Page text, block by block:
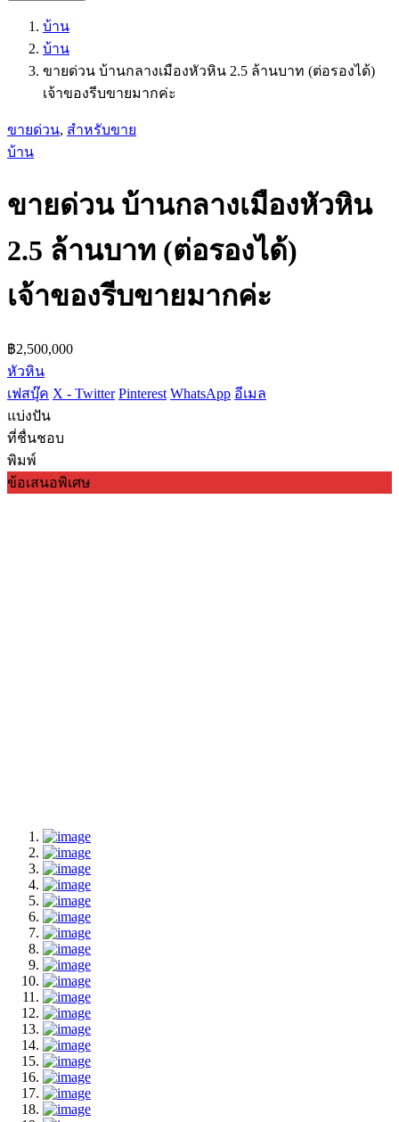
บ้าน
บ้าน
ขายด่วน บ้านกลางเมืองหัวหิน 2.5 ล้านบาท (ต่อรองได้)
เจ้าของรีบขายมากค่ะ
ขายด่วน, สำหรับขาย
บ้าน
ขายด่วน บ้านกลางเมืองหัวหิน
2.5 ล้านบาท (ต่อรองได้)
เจ้าของรีบขายมากค่ะ
฿2,500,000
หัวหิน
เฟสบุ๊ค X - Twitter Pinterest WhatsApp อีเมล
แบ่งปัน
ที่ชื่นชอบ
พิมพ์
ข้อเสนอพิเศษ